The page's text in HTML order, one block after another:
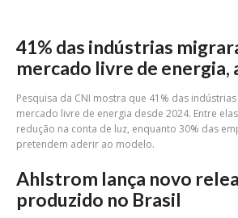
41% das indústrias
mercado livre de energia,
Pesquisa da CNI mostra que 41% das
mercado livre de energia desde 2024. Entre
redução na conta de luz, enquanto 30% das
pretendem aderir ao modelo.
Ahlstrom lança novo
produzido no Brasil